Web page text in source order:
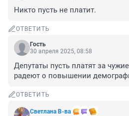
Никто пусть не платит.
ОТВЕТИТЬ
Гость
30 апреля 2025, 08:58
Депутаты пусть платят за
радеют о повышении
ОТВЕТИТЬ
Светлана В-ва